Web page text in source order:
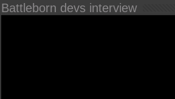
Battleborn devs interview